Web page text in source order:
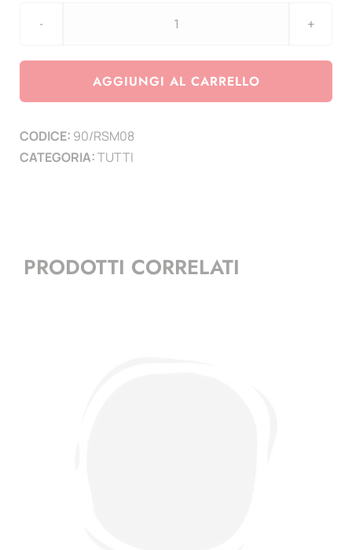
aggiornamento
Marino
AGGIUNGI AL CARRELLO
CODICE: 90/RSM08
CATEGORIA:TUTTI
PRODOTTI CORRELATI